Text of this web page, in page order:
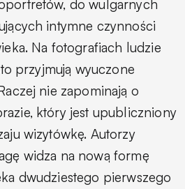
do wulgarnych
intymne czynności
Na fotografiach ludzie
przyjmują wyuczone
nie zapominają o
który jest upubliczniony
wizytówkę. Autorzy
widza na nową formę
dwudziestego pierwszego